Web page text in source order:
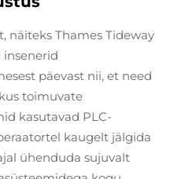
näiteks Thames Tideway
insenerid
päevast nii, et need
toimuvate
kasutavad PLC-
kaugelt jälgida
ühenduda sujuvalt